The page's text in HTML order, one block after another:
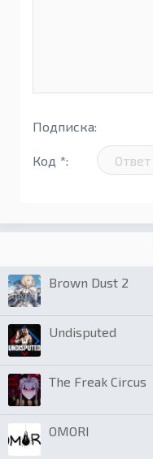
Подписка:
Код *:
Brown Dust 2
Undisputed
The Freak Circus
OMORI